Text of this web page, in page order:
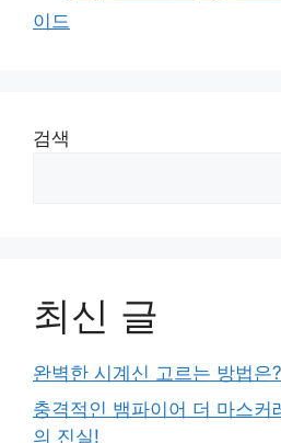
이드
검색
최신 글
완벽한 시계신 고르는 방법은?
충격적인 뱀파이어 더 마스커
의 진실!